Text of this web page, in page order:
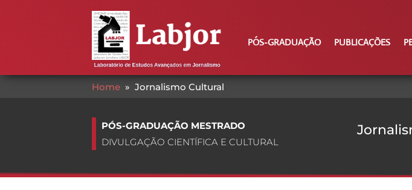
PÓS-GRADUAÇÃO PUBLICAÇÕES
Home » Jornalismo Cultural
PÓS-GRADUAÇÃO MESTRADO
DIVULGAÇÃO CIENTÍFICA E CULTURAL